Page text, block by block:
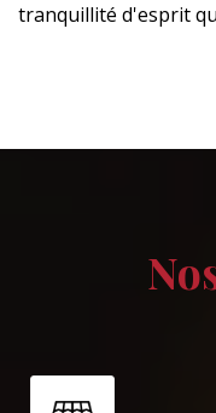
tranquillité d'esprit